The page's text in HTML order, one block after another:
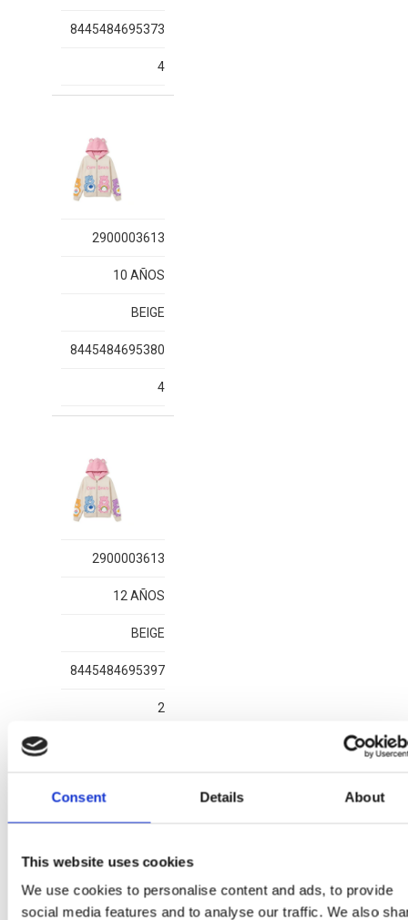
Consent Details About
This website uses cookies
We use cookies to personalise content and ads, to provide
social media features and to analyse our traffic. We also
8445484695373
4
2900003613
10 AÑOS
BEIGE
8445484695380
4
2900003613
12 AÑOS
BEIGE
8445484695397
2
Mais artigos CARE BEARS